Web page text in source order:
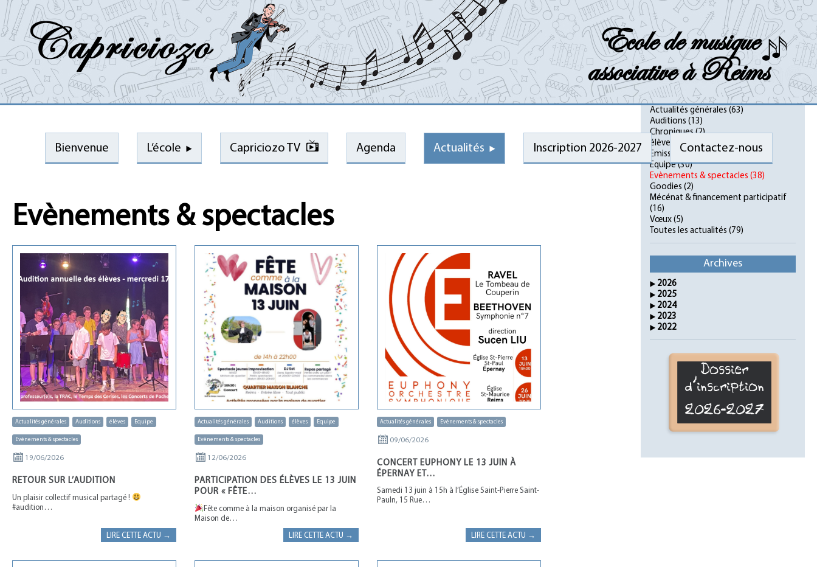
Ecole de musique
associative à Reims
Bienvenue L’école Capriciozo TV Agenda Actualités Inscription 2026-2027 Contactez-nous
Evènements & spectacles
Actualités générales Auditions élèves Equipe
Evènements & spectacles
19/06/2026
RETOUR SUR L’AUDITION
Un plaisir collectif musical partagé !
#audition…
LIRE CETTE ACTU →
Actualités générales Auditions élèves Equipe
Evènements & spectacles
12/06/2026
PARTICIPATION DES ÉLÈVES LE 13 JUIN
POUR « FÊTE…
Fête comme à la maison organisé par la
Maison de…
LIRE CETTE ACTU →
Actualités générales Evènements & spectacles
09/06/2026
CONCERT EUPHONY LE 13 JUIN À
ÉPERNAY ET…
Samedi 13 juin à 15h à l’Église Saint-Pierre Saint-
Pauln, 15 Rue…
LIRE CETTE ACTU →
Catégories
Actualités générales (63)
Auditions (13)
Chroniques(2)
élèves
(12)
Emissions & podcasts(2)
Equipe(30)
Evènements & spectacles (38)
Goodies (2)
Mécénat & financement participatif
(16)
Vœux (5)
Toutes les actualités (79)
Archives
2026
2025
2024
2023
2022
Dossier
d'inscription
2026-2027